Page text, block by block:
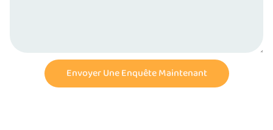
Envoyer Une Enquête Maintenant